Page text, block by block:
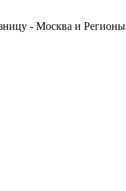
- Москва и Регионы